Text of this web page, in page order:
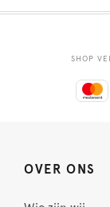
SHOP
OVER ONS